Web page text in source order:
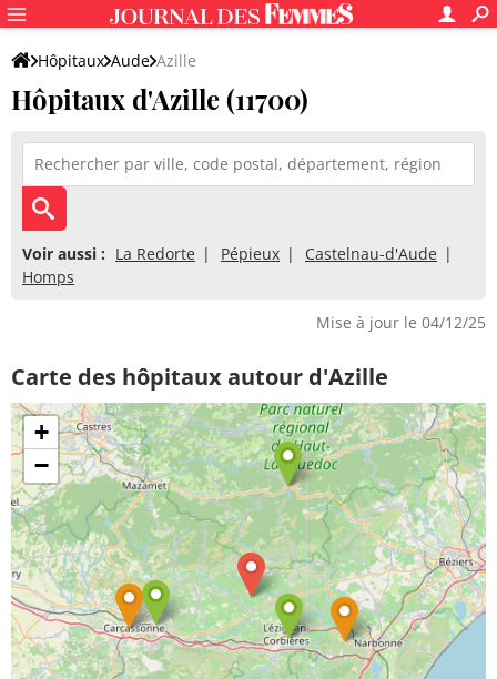
Hôpitaux Aude Azille
Hôpitaux d'Azille (11700)
Voir aussi : La Redorte Pépieux
Castelnau-d'Aude
Homps
Mise à jour le 04/12/25
Carte des hôpitaux autour d'Azille
+
−